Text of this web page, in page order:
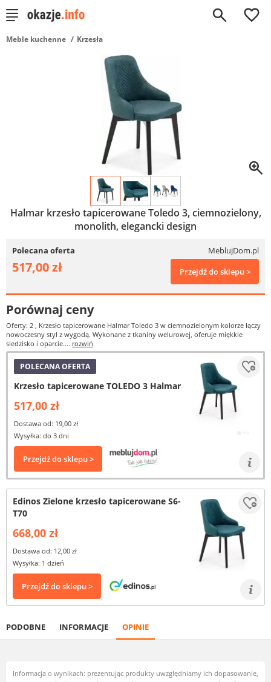
0
Meble kuchenne Krzesła
Halmar krzesło tapicerowane Toledo 3, ciemnozielony,
monolith, elegancki design
Polecana oferta MeblujDom.pl
517,00 zł Przejdź do sklepu >
Porównaj ceny
Oferty: 2 , Krzesło tapicerowane Halmar Toledo 3 w ciemnozielonym kolorze łączy
nowoczesny styl z wygodą. Wykonane z tkaniny welurowej, oferuje miękkie
siedzisko i oparcie.... rozwiń
POLECANA OFERTA
Krzesło tapicerowane TOLEDO 3 Halmar
517,00 zł
Dostawa od: 19,00 zł
Wysyłka: do 3 dni
Przejdź do sklepu >
Edinos Zielone krzesło tapicerowane S6-
T70
668,00 zł
Dostawa od: 12,00 zł
Wysyłka: 1 dzień
Przejdź do sklepu >
PODOBNE INFORMACJE OPINIE
Informacja o wynikach: prezentując produkty uwzględniamy ich dopasowanie,